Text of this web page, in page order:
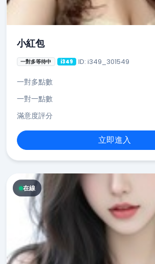
小紅包
一對多等待中 i349 ID: i349_301549
一對多點數
一對一點數
滿意度評分
立即進入
在線